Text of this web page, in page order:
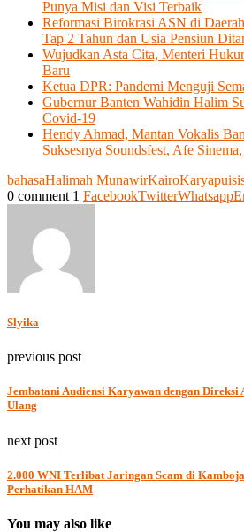
Punya Misi dan Visi Terbaik
Reformasi Birokrasi ASN di
Tap 2 Tahun dan Usia Pensiun
Wujudkan Asta Cita, Menteri
Baru
Ketua DPR: Pandemi Menguji
Gubernur Banten Wahidin Halim
Covid-19
Hendy Ahmad, Mantan Vokalis
Suksesnya Soundsfest, Afe
bahasaHalimah MunawirKairoKaryapuisi
0 comment 1 FacebookTwitterWhatsapp
Slyika
previous post
Jembatani Audiensi Karyawan dengan Direksi
Ulang
next post
2.000 WNI Terlibat Jaringan Scam di
Perhatikan HAM
You may also like